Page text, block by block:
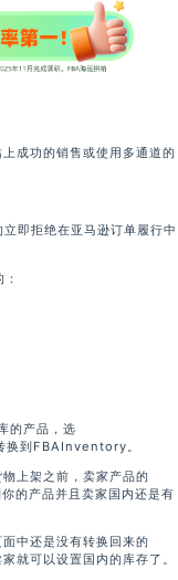
成功的销售或使用多通道的
即拒绝在亚马逊订单履行中
的产品，选
到FBAInventory。
上架之前，卖家产品的
的产品并且卖家国内还是有
中还是没有转换回来的
就可以设置国内的库存了。